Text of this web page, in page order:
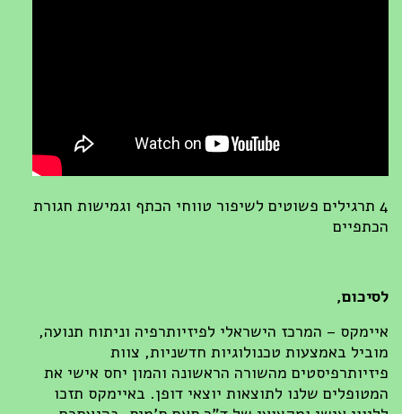
4 תרגילים פשוטים לשיפור טווחי הכתף וגמישות חגורת
הכתפיים
לסיכום,
איימקס – המרכז הישראלי לפיזיותרפיה וניתוח תנועה,
מוביל באמצעות טכנולוגיות חדשניות, צוות
פיזיותרפיסטים מהשורה הראשונה והמון יחס אישי את
המטופלים שלנו לתוצאות יוצאי דופן. באיימקס תזכו